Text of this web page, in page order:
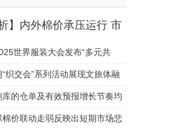
】内外棉价承压运行 市
世界服装大会发布“多元共
织交会”系列活动展现文旅体融
的仓单及有效预报增长节奏均
价联动走弱反映出短期市场悲